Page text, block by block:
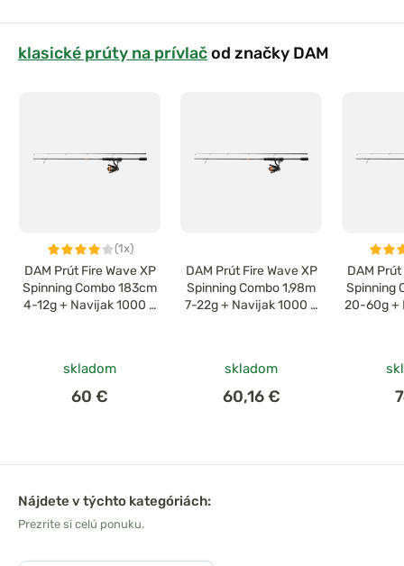
klasické prúty na prívlačod značky DAM
(1x)
DAM Prút Fire Wave XP
Spinning Combo 183cm
4-12g + Navijak 1000 +
skladom
60 €
DAM Prút Fire Wave XP
Spinning Combo 1,98m
7-22g + Navijak 1000 +
skladom
60,16 €
DAM
Spinning
20-60g +
Nájdete v týchto kategóriách:
Prezrite si celú ponuku.